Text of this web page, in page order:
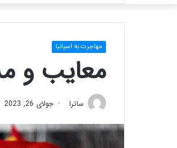
مهاجرت به اسپانیا
معایب و
ساترا جولای 26, 2023